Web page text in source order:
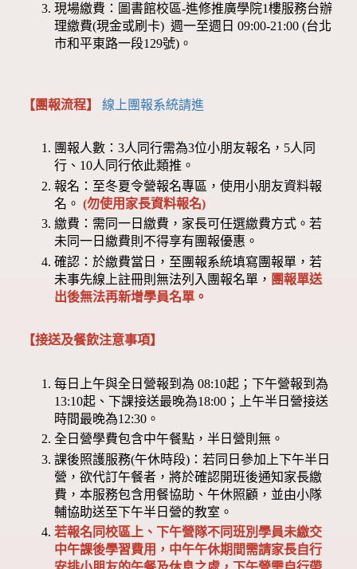
現場繳費：圖書館校區-進修推廣學院1樓服務台辦
理繳費(現金或刷卡) 週一至週日 09:00-21:00 (台北
市和平東路一段129號)。
【團報流程】線上團報系統請進
團報人數：3人同行需為3位小朋友報名，5人同
行、10人同行依此類推。
報名：至冬夏令營報名專區，使用小朋友資料報
名。 (勿使用家長資料報名)
繳費：需同一日繳費，家長可任選繳費方式。若
未同一日繳費則不得享有團報優惠。
確認：於繳費當日，至團報系統填寫團報單，若
未事先線上註冊則無法列入團報名單， 團報單送
出後無法再新增學員名單。
【接送及餐飲注意事項】
每日上午與全日營報到為 08:10起；下午營報到為
13:10起、下課接送最晚為18:00；上午半日營接送
時間最晚為12:30。
全日營學費包含中午餐點，半日營則無。
課後照護服務(午休時段)：若同日參加上下午半日
營，欲代訂午餐者，將於確認開班後通知家長繳
費，本服務包含用餐協助、午休照顧，並由小隊
輔協助送至下午半日營的教室。
若報名同校區上、下午營隊不同班別學員未繳交
中午課後學習費用，中午午休期間需請家長自行